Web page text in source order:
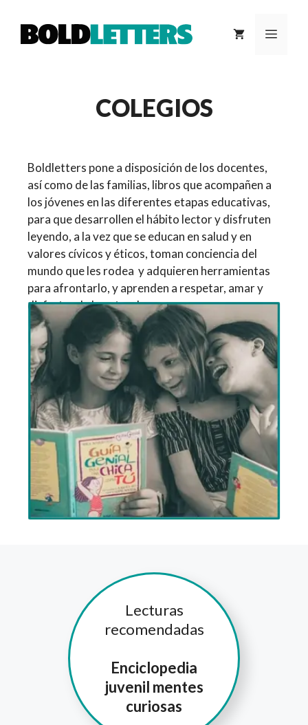
contenido
COLEGIOS
Boldletters pone a disposición de los docentes,
así como de las familias, libros que acompañen a
los jóvenes en las diferentes etapas educativas,
para que desarrollen el hábito lector y disfruten
leyendo, a la vez que se educan en salud y en
valores cívicos y éticos, toman conciencia del
mundo que les rodea y adquieren herramientas
para afrontarlo, y aprenden a respetar, amar y
disfrutar de la naturaleza.
Lecturas
recomendadas
Enciclopedia
juvenil mentes
curiosas